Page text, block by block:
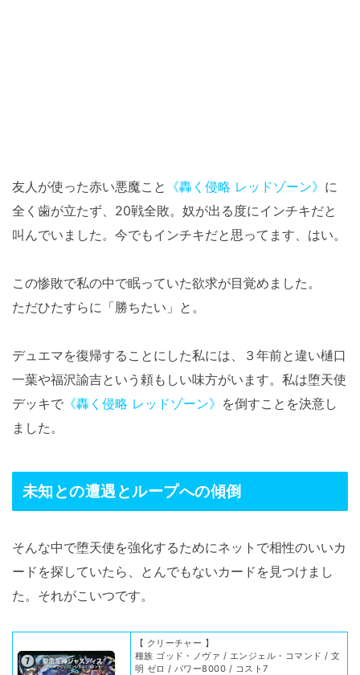
友人が使った赤い悪魔こと 《轟く侵略 レッドゾーン》 に
全く歯が立たず、20戦全敗。奴が出る度にインチキだと
叫んでいました。今でもインチキだと思ってます、はい。
この惨敗で私の中で眠っていた欲求が目覚めました。
ただひたすらに「勝ちたい」と。
デュエマを復帰することにした私には、３年前と違い樋口
一葉や福沢諭吉という頼もしい味方がいます。私は堕天使
デッキで 《轟く侵略 レッドゾーン》 を倒すことを決意し
ました。
未知との遭遇とループへの傾倒
そんな中で堕天使を強化するためにネットで相性のいいカ
ードを探していたら、とんでもないカードを見つけまし
た。それがこいつです。
【 クリーチャー 】
種族 ゴッド・ノヴァ / エンジェル・コマンド / 文
明 ゼロ / パワー8000 / コスト7